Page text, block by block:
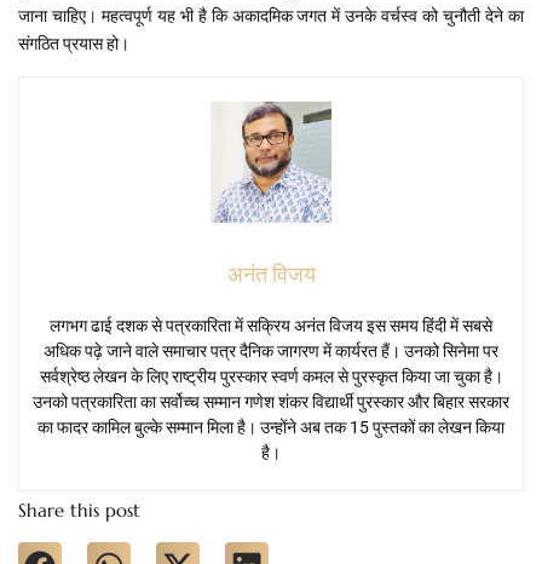
जाना चाहिए। महत्वपूर्ण यह भी है कि अकादमिक जगत में उनके वर्चस्व को चुनौती देने का
संगठित प्रयास हो।
अनंत विजय
लगभग ढाई दशक से पत्रकारिता में सक्रिय अनंत विजय इस समय हिंदी में सबसे
अधिक पढ़े जाने वाले समाचार पत्र दैनिक जागरण में कार्यरत हैं। उनको सिनेमा पर
सर्वश्रेष्ठ लेखन के लिए राष्ट्रीय पुरस्कार स्वर्ण कमल से पुरस्कृत किया जा चुका है।
उनको पत्रकारिता का सर्वोच्च सम्मान गणेश शंकर विद्यार्थी पुरस्कार और बिहार सरकार
का फादर कामिल बुल्के सम्मान मिला है। उन्होंने अब तक 15 पुस्तकों का लेखन किया
है।
Share this post